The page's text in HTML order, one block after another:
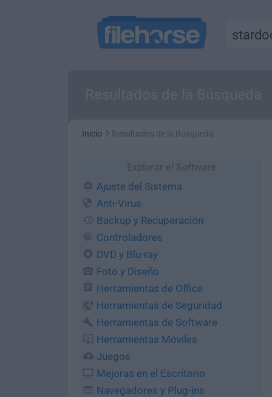
Inicio Resultados de la Búsqueda
Ajuste del Sistema
Anti-Virus
Backup y Recuperación
Controladores
DVD y Blu-ray
Foto y Diseño
Herramientas de Office
Herramientas de Seguridad
Herramientas de Software
Herramientas Móviles
Juegos
Mejoras en el Escritorio
Navegadores y Plug-ins